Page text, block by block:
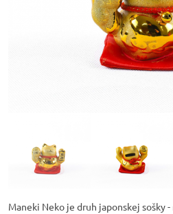
Maneki Neko je druh japonskej sošky